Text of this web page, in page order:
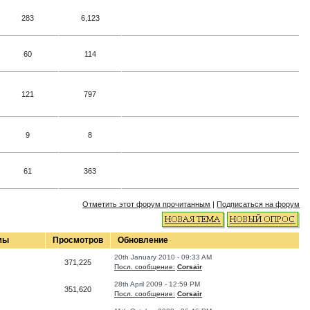
283 6,123
60 114
121 797
9 8
61 363
Отметить этот форум прочитанным |Подписаться на форум
Просмотров Обновление
371,225
20th January 2010 - 09:33 AM
Посл. сообщение: Corsair
351,620
28th April 2009 - 12:59 PM
Посл. сообщение: Corsair